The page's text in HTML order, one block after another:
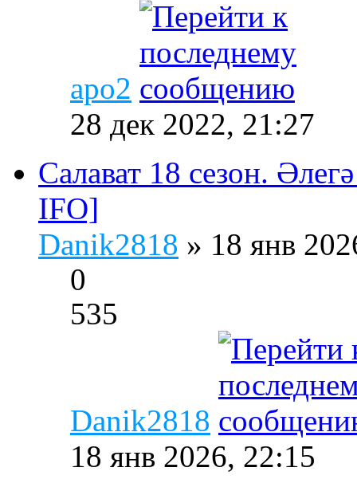
apo2
28 дек 2022, 21:27
Салават 18 сезон.
IFO]
Danik2818 » 18 янв
0
535
Danik2818
18 янв 2026, 22:15